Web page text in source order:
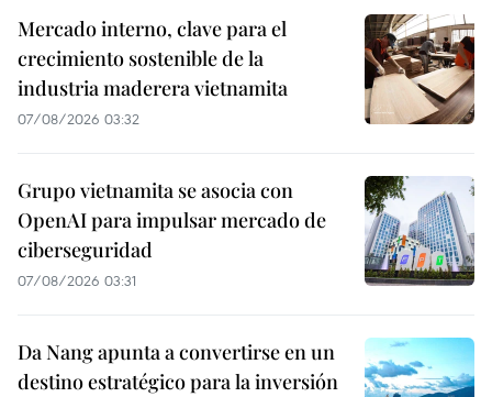
Mercado interno, clave para el
crecimiento sostenible de la
industria maderera vietnamita
07/08/2026 03:32
Grupo vietnamita se asocia con
OpenAI para impulsar mercado de
ciberseguridad
07/08/2026 03:31
Da Nang apunta a convertirse en un
destino estratégico para la inversión